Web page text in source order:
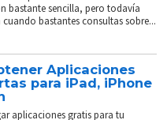
bastante sencilla, pero todavía
cuando bastantes consultas sobre...
Aplicaciones
para iPad, iPhone
aplicaciones gratis para tu